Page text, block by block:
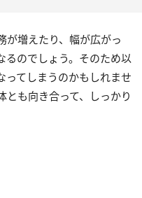
が増えたり、幅が広がっ
るのでしょう。そのため以
ってしまうのかもしれませ
とも向き合って、しっかり